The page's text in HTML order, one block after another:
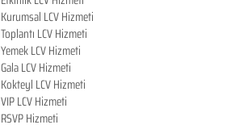
Kurumsal LCV Hizmeti
Toplantı LCV Hizmeti
Yemek LCV Hizmeti
Gala LCV Hizmeti
Kokteyl LCV Hizmeti
VIP LCV Hizmeti
RSVP Hizmeti